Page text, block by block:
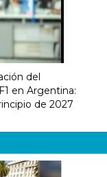
del
en Argentina:
de 2027